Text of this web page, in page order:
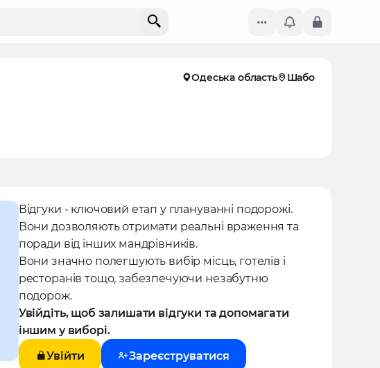
Одеська область Шабо
Відгуки - ключовий етап у плануванні подорожі.
Вони дозволяють отримати реальні враження та
поради від інших мандрівників.
Вони значно полегшують вибір місць, готелів і
ресторанів тощо, забезпечуючи незабутню
подорож.
Увійдіть, щоб залишати відгуки та допомагати
іншим у виборі.
Увійти
Зареєструватися